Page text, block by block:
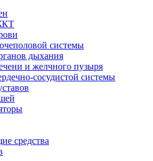
системы
дыхания
и желчного пузыря
сосудистой системы
средства